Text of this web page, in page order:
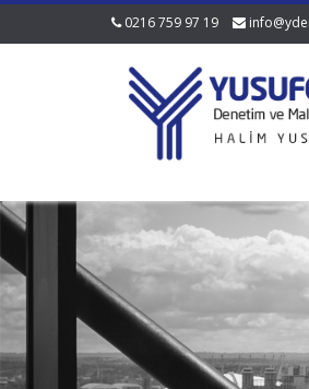
0216 759 97 19